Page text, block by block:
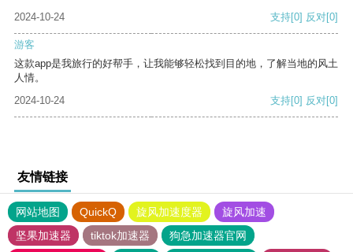
2024-10-24 支持[0] 反对[0]
游客
这款app是我旅行的好帮手，让我能够轻松找到目的地，了解当地的风土
人情。
2024-10-24
支持[0] 反对[0]
友情链接
网站地图 QuickQ 旋风加速度器
旋风加速
坚果加速器
tiktok加速器
狗急加速器官网